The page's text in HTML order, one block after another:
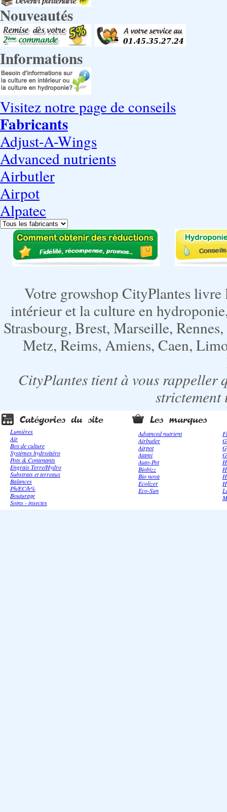
Nouveautés
Informations
Visitez notre page de conseils
Fabricants
Adjust-A-Wings
Advanced nutrients
Airbutler
Airpot
Alpatec
Votre growshop CityPlantes
intérieur et la culture en
Strasbourg, Brest, Marseille,
Metz, Reims, Amiens, Caen,
CityPlantes tient à vous rappeller
strictement
Lumières
Air
Box de culture
Systèmes hydro/aéro
Pots & Contenants
Engrais Terre/Hydro
Substrats et terreaux
Balances
Ph/EC/h%
Bouturage
Soins - insectes
Advanced nutrient
Airbutler
Airpot
Atami
Auto-Pot
Biobizz
Bio nova
Ecolizer
Eco-Sun